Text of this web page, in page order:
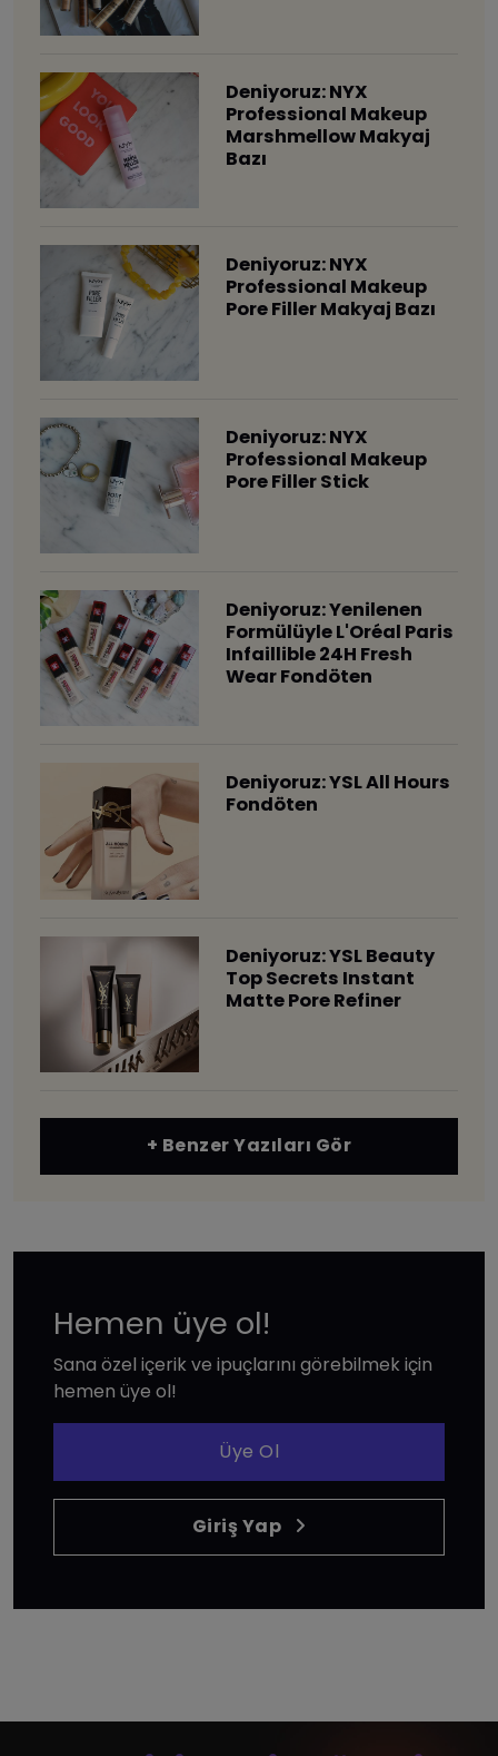
Deniyoruz: NYX
Professional Makeup
Marshmellow Makyaj
Bazı
Deniyoruz: NYX
Professional Makeup
Pore Filler Makyaj Bazı
Deniyoruz: NYX
Professional Makeup
Pore Filler Stick
Deniyoruz: Yenilenen
Formülüyle L'Oréal Paris
Infaillible 24H Fresh
Wear Fondöten
Deniyoruz: YSL All Hours
Fondöten
Deniyoruz: YSL Beauty
Top Secrets Instant
Matte Pore Refiner
+ Benzer Yazıları Gör
Hemen üye ol!
Sana özel içerik ve ipuçlarını görebilmek için
hemen üye ol!
Üye Ol
Giriş Yap